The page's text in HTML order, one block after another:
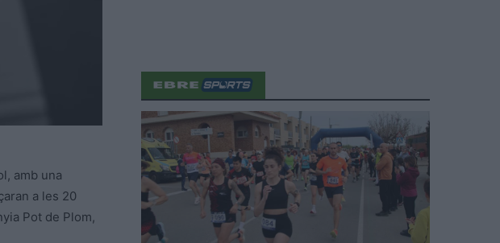
amb una
a les 20
Pot de Plom,